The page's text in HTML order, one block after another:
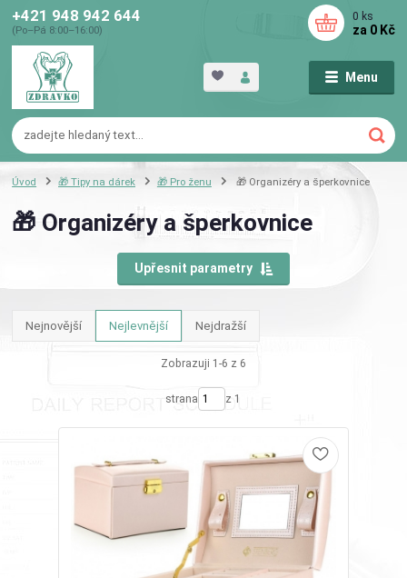
Menu
+421 948 942 644
(Po–Pá 8:00–16:00)
0 ks
za 0 Kč
Úvod 🎁 Tipy na dárek 🎁 Pro ženu 🎁 Organizéry a šperkovnice
🎁 Organizéry a šperkovnice
Upřesnit parametry
Nejnovější Nejlevnější Nejdražší
Zobrazuji 1-6 z 6
strana z 1